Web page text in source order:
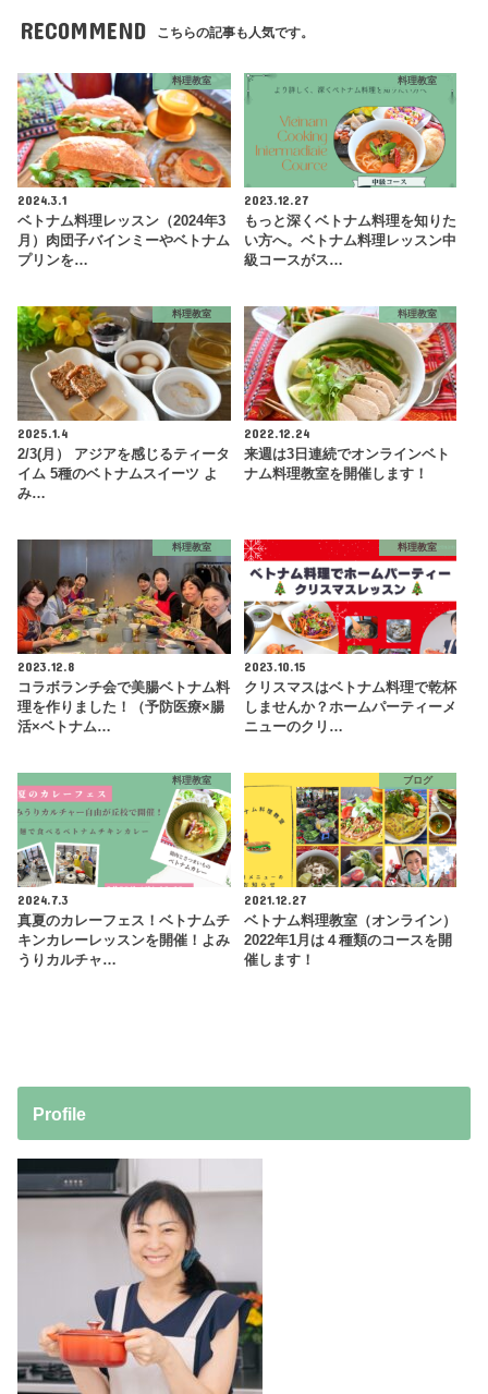
RECOMMEND こちらの記事も人気です。
料理教室
2024.3.1
ベトナム料理レッスン（2024年3
月）肉団子バインミーやベトナム
プリンを…
料理教室
2023.12.27
もっと深くベトナム料理を知りた
い方へ。ベトナム料理レッスン中
級コースがス…
料理教室
2025.1.4
2/3(月） アジアを感じるティータ
イム 5種のベトナムスイーツ よ
み…
料理教室
2022.12.24
来週は3日連続でオンラインベト
ナム料理教室を開催します！
料理教室
2023.12.8
コラボランチ会で美腸ベトナム料
理を作りました！（予防医療×腸
活×ベトナム…
料理教室
2023.10.15
クリスマスはベトナム料理で乾杯
しませんか？ホームパーティーメ
ニューのクリ…
料理教室
2024.7.3
真夏のカレーフェス！ベトナムチ
キンカレーレッスンを開催！よみ
うりカルチャ…
ブログ
2021.12.27
ベトナム料理教室（オンライン）
2022年1月は４種類のコースを開
催します！
Profile